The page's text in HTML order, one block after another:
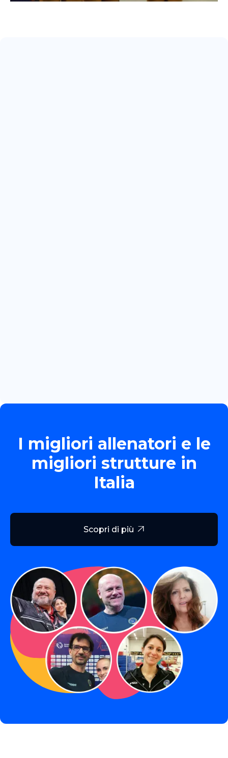
I migliori allenatori e le
migliori strutture in
Italia
Scopri di più 